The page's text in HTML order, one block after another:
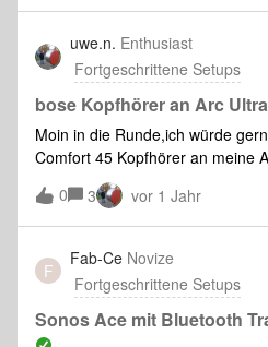
funktioniert, da dieser bei mir
Problemlösungsversuche
jemanden mit Sonos 1 ebenfalls
vermutlich vom Sender. Vielen
und herzliche Grüße Felix
uwe.n. Enthusiast
Fortgeschrittene Setups
bose Kopfhörer an Arc
Moin in die Runde,ich würde
Comfort 45 Kopfhörer an meine
anschließen, um hin und wieder
hören.Wie mache ich das ?
Anregungen Uwe
0 3 vor 1 Jahr
F
Fab-Ce Novize
Fortgeschrittene Setups
Sonos Ace mit Bluetooth